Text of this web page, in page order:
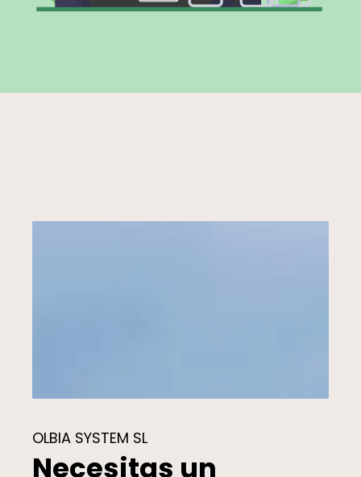
OLBIA SYSTEM SL
Necesitas un